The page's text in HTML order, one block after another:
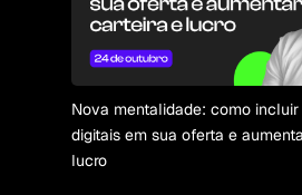
Nova mentalidade: como
digitais em sua oferta e
lucro